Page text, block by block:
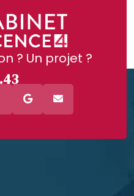
? Un projet ?